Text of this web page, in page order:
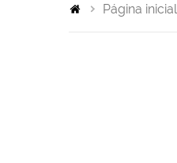
Página inicial